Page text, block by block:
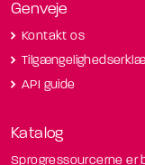
Genveje
Kontakt os
API guide
Katalog
Sprogressourcerne er